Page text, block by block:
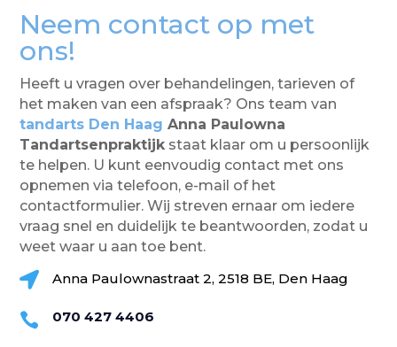
Neem contact op met
ons!
Heeft u vragen over behandelingen, tarieven of
het maken van een afspraak? Ons team van
tandarts Den Haag Anna Paulowna
Tandartsenpraktijkstaat klaar om u persoonlijk
te helpen. U kunt eenvoudig contact met ons
opnemen via telefoon, e-mail of het
contactformulier. Wij streven ernaar om iedere
vraag snel en duidelijk te beantwoorden, zodat u
weet waar u aan toe bent.
 Anna Paulownastraat 2, 2518 BE, Den Haag
 070 427 4406